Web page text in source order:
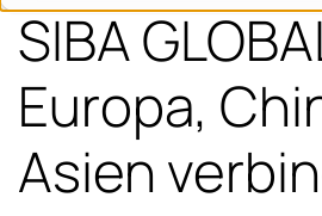
SIBA
Europa,
Asien